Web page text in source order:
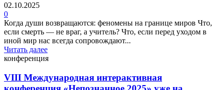
02.10.2025
0
Когда души возвращаются: феномены на границе миров Что,
если смерть — не враг, а учитель? Что, если перед уходом в
иной мир нас всегда сопровождают...
Читать далее
конференция
VIII Международная интерактивная